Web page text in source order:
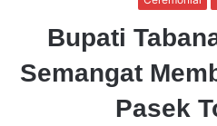
Bupati
Semangat
Pasek